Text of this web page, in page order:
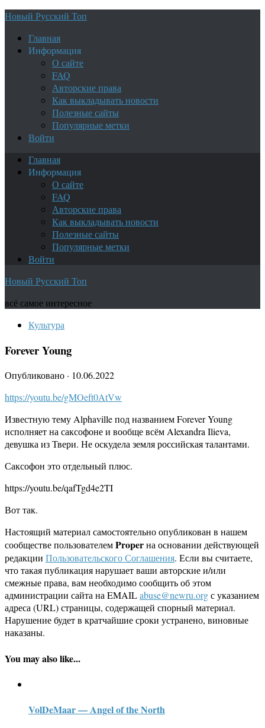
Новый Русский Топ
Главная
Информация
О сайте
FAQ
Авторские права
Как выкладывать новости
Полезные сайты
Популярные метки
Войти
Главная
Информация
О сайте
FAQ
Авторские права
Как выкладывать новости
Полезные сайты
Популярные метки
Войти
Новый Русский Топ
всё самое интересное
Культура
Forever Young
Опубликовано · 10.06.2022
https://youtu.be/gMOeft0AtVw
Известную тему Alphaville под названием Forever Young
исполняет на саксофоне и вообще всём Alexandra Ilieva,
девушка из Твери. Не оскудела земля российская талантами.
Саксофон это отдельный плюс.
https://youtu.be/qafTgd4e2TI
Вот так.
Настоящий материал самостоятельно опубликован в нашем
сообществе пользователемProperна основании действующей
редакции Пользовательского Соглашения. Если вы считаете,
что такая публикация нарушает ваши авторские и/или
смежные права, вам необходимо сообщить об этом
администрации сайта на EMAILabuse@newru.orgс указанием
адреса (URL) страницы, содержащей спорный материал.
Нарушение будет в кратчайшие сроки устранено, виновные
наказаны.
You may also like...
VolDeMaar — Angel of the North